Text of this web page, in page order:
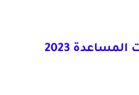
2023